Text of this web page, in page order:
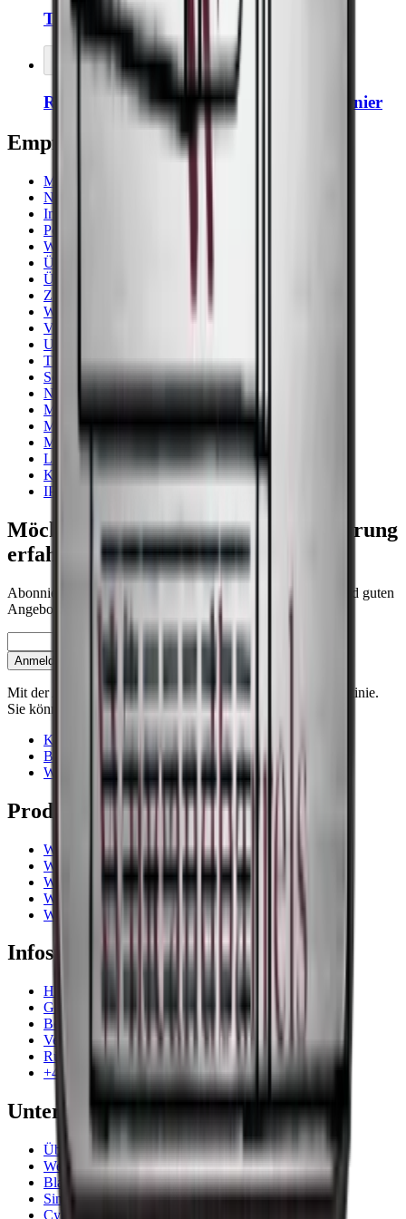
Thermopro Thermometer/Hygrometer
In den Warenkorb legen
Rechte Öffnung, links positionieren Scharnier
Empfohlene Kategorien
Majestic
Noble
Imperial
Pevino
Weinkühlschränke
Über 150 Cm
Über 131 Flaschen
Zubehör
Weiß
Vestfrost
Unterbau
Thermocold
Schwarz
Niedriger Geräuschpegel
Multizonen
Mittelgroß
Mit der kleinsten Breite
Liebherr
Klein
IP Industrie
Möchten Sie mehr über die Weinlagerung
erfahren?
Abonnieren Sie unseren Newsletter mit Tipps, Ratgebern und guten
Angeboten.
E-Mail
Anmelden
Mit der Anmeldung akzeptieren Sie unsere Datenschutzrichtlinie.
Sie können sich jederzeit abmelden.
Kontakt
Blog
Wiki
Produkte
Weinkühlschrank
Weinregal
Weinmöbel
Weinfässer
Weinzubehör
Infos
Häufig gestellte Fragen
Garantie
Bezahlung
Versand
Rückgabe
+49 211 4187 3877
Unternehmen
Über Wineandbarrels
Wer sind wir
Black Friday
Singles Day
Cyber Monday